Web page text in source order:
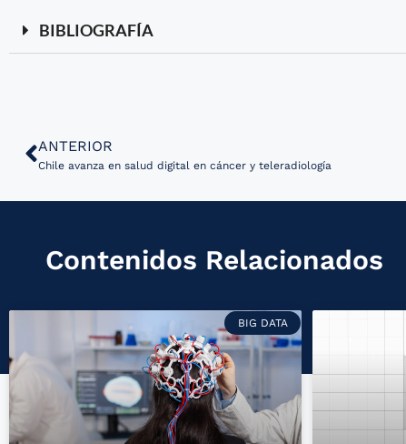
BIBLIOGRAFÍA
ANTERIOR
Chile avanza en salud digital en cáncer y teleradiología
Contenidos Relacionados
BIG DATA